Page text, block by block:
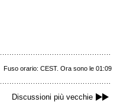
Fuso orario: CEST. Ora sono le 01:09
Discussioni più vecchie